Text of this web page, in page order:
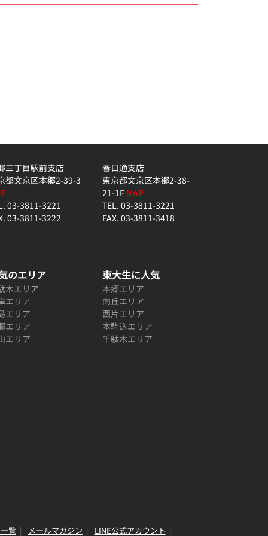
三丁目駅前支店
都文京区本郷2-39-3
03-3811-3221
03-3811-3222
春日通支店
東京都文京区本郷2-38-
21-1FMAP
TEL. 03-3811-3221
FAX. 03-3811-3418
のエリア
木エリア
エリア
エリア
エリア
エリア
東大生に人気
本郷エリア
向丘エリア
西片エリア
本駒込エリア
千駄木エリア
覧 メールマガジン LINE公式アカウント